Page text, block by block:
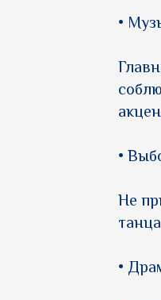
•
•
Не
•